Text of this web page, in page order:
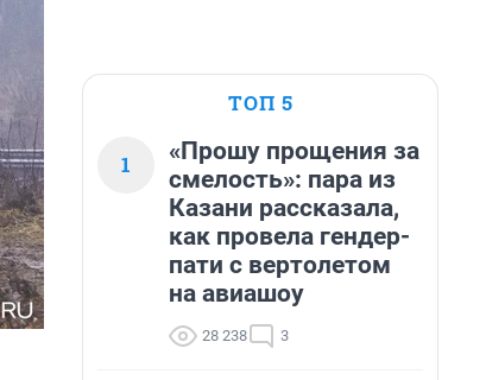
ТОП 5
1
«Прошу прощения за
смелость»: пара из
Казани рассказала,
как провела гендер-
пати с вертолетом
на авиашоу
28 238 3